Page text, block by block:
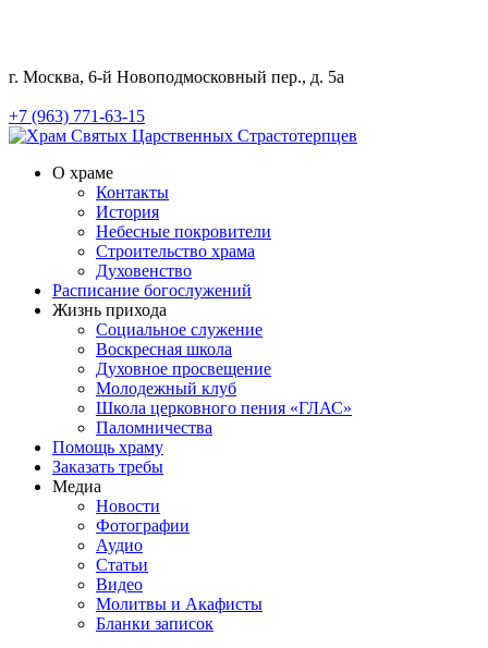
г. Москва, 6-й Новоподмосковный пер., д. 5а
+7 (963) 771-63-15
О храме
Контакты
История
Небесные покровители
Строительство храма
Духовенство
Расписание богослужений
Жизнь прихода
Социальное служение
Воскресная школа
Духовное просвещение
Молодежный клуб
Школа церковного пения «ГЛАС»
Паломничества
Помощь храму
Заказать требы
Медиа
Новости
Фотографии
Аудио
Статьи
Видео
Молитвы и Акафисты
Бланки записок